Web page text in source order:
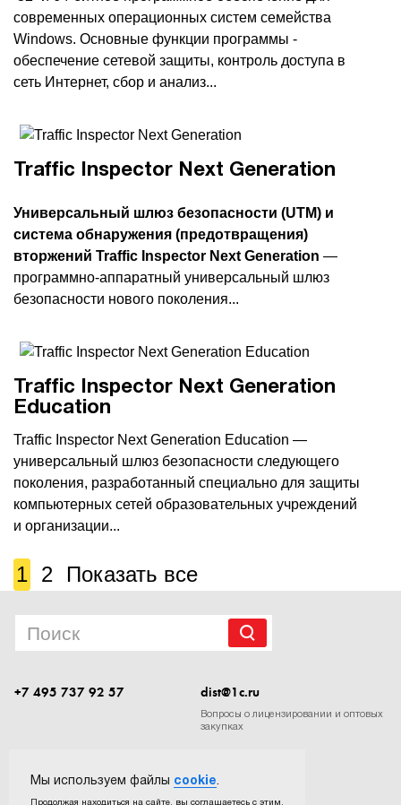
современных операционных систем семейства
Windows. Основные функции программы -
обеспечение сетевой защиты, контроль доступа в
сеть Интернет, сбор и анализ...
Traffic Inspector Next Generation
Универсальный шлюз безопасности (UTM) и
система обнаружения (предотвращения)
вторжений Traffic Inspector Next Generation —
программно-аппаратный универсальный шлюз
безопасности нового поколения...
Traffic Inspector Next Generation
Education
Traffic Inspector Next Generation Education —
универсальный шлюз безопасности следующего
поколения, разработанный специально для защиты
компьютерных сетей образовательных учреждений
и организации...
1 2 Показать все
+7 495 737 92 57 dist@1c.ru
Вопросы о лицензировании и оптовых
закупках
Мы используем файлы cookie.
Продолжая находиться на сайте, вы соглашаетесь с этим.